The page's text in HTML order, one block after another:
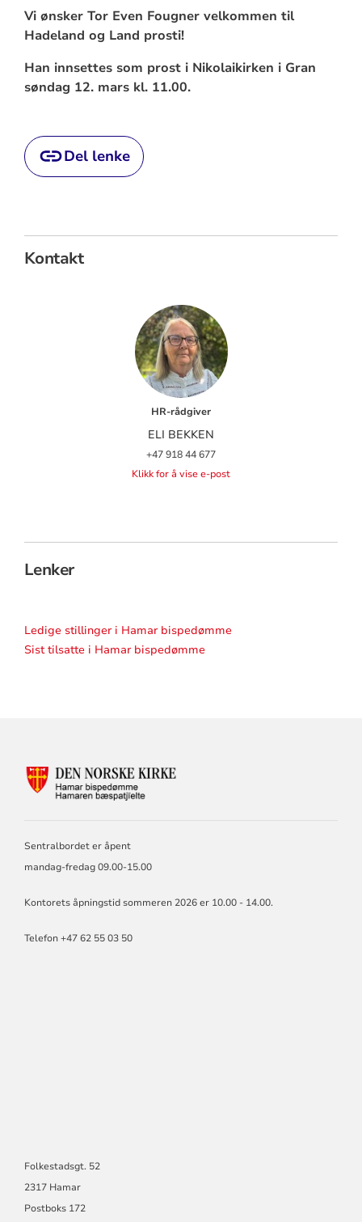
Vi ønsker Tor Even Fougner velkommen til
Hadeland og Land prosti!
Han innsettes som prost i Nikolaikirken i Gran
søndag 12. mars kl. 11.00.
Del lenke
Kontakt
HR-rådgiver
ELI BEKKEN
+47 918 44 677
Klikk for å vise e-post
Lenker
Ledige stillinger i Hamar bispedømme
Sist tilsatte i Hamar bispedømme
Sentralbordet er åpent
mandag-fredag 09.00-15.00
Kontorets åpningstid sommeren 2026 er 10.00 - 14.00.
Telefon +47 62 55 03 50
Folkestadsgt. 52
2317 Hamar
Postboks 172